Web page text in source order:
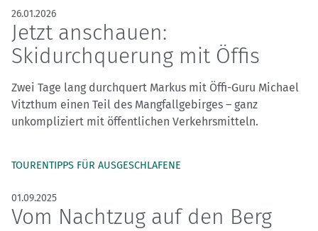
26.01.2026
Jetzt anschauen:
Skidurchquerung mit Öffis
Zwei Tage lang durchquert Markus mit Öffi-Guru Michael
Vitzthum einen Teil des Mangfallgebirges – ganz
unkompliziert mit öffentlichen Verkehrsmitteln.
TOURENTIPPS FÜR AUSGESCHLAFENE
01.09.2025
Vom Nachtzug auf den Berg